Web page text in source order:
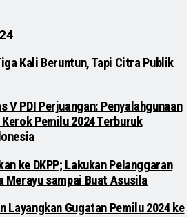
Kali Beruntun, Tapi Citra Publik
V PDI Perjuangan: Penyalahgunaan
Pemilu 2024 Terburuk
ke DKPP; Lakukan Pelanggaran
Merayu sampai Buat Asusila
Layangkan Gugatan Pemilu 2024 ke